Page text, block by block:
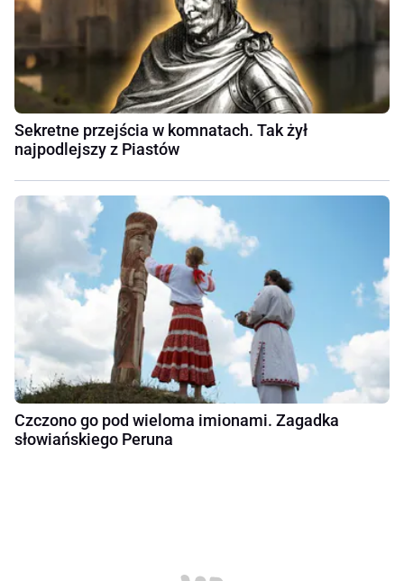
Sekretne przejścia w komnatach. Tak żył
najpodlejszy z Piastów
Czczono go pod wieloma imionami. Zagadka
słowiańskiego Peruna